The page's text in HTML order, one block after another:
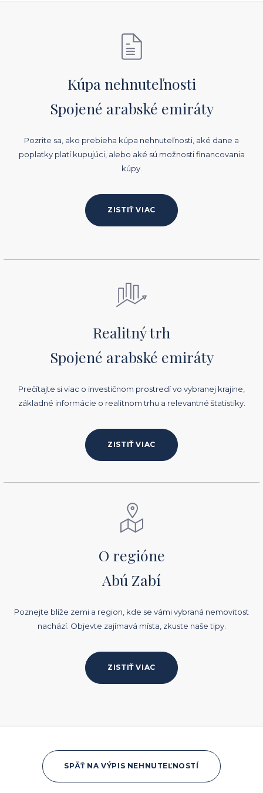
Kúpa nehnuteľnosti
Spojené arabské emiráty
Pozrite sa, ako prebieha kúpa nehnuteľnosti, aké dane a
poplatky platí kupujúci, alebo aké sú možnosti financovania
kúpy.
ZISTIŤ VIAC
Realitný trh
Spojené arabské emiráty
Prečítajte si viac o investičnom prostredí vo vybranej krajine,
základné informácie o realitnom trhu a relevantné štatistiky.
ZISTIŤ VIAC
O regióne
Abú Zabí
Poznejte blíže zemi a region, kde se vámi vybraná nemovitost
nachází. Objevte zajímavá místa, zkuste naše tipy.
ZISTIŤ VIAC
SPÄŤ NA VÝPIS NEHNUTEĽNOSTÍ